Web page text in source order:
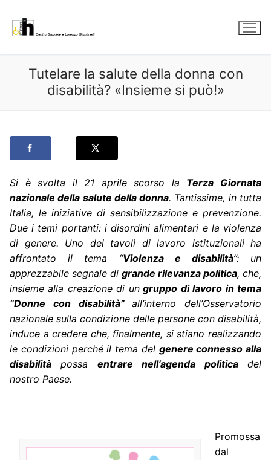
contenuto
Tutelare la salute della donna con
disabilità? «Insieme si può!»
Si è svolta il 21 aprile scorso la Terza Giornata
nazionale della salute della donna. Tantissime, in tutta
Italia, le iniziative di sensibilizzazione e prevenzione.
Due i temi portanti: i disordini alimentari e la violenza
di genere. Uno dei tavoli di lavoro istituzionali ha
affrontato il tema “Violenza e disabilità”: un
apprezzabile segnale di grande rilevanza politica, che,
insieme alla creazione di ungruppo di lavoro in tema
“Donne con disabilità”all’interno dell’Osservatorio
nazionale sulla condizione delle persone con disabilità,
induce a credere che, finalmente, si stiano realizzando
le condizioni perché il tema del genere connesso alla
disabilità possa entrare nell’agenda politicadel
nostro Paese.
Promossa
dal